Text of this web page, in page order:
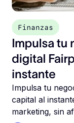
Finanzas
Impulsa tu
digital
instante
Impulsa tu
capital al
marketing, sin